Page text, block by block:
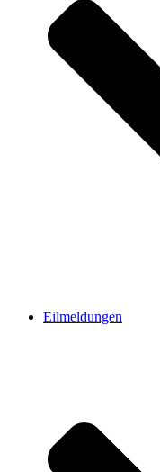
Eilmeldungen